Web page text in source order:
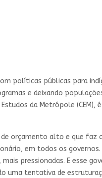
políticas públicas para
e deixando
Estudos da Metrópole
orçamento alto e que faz
em todos os
pressionadas. E esse
uma tentativa de